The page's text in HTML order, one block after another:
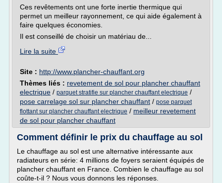
Ces revêtements ont une forte inertie thermique qui
permet un meilleur rayonnement, ce qui aide également à
faire quelques économies.
Il est conseillé de choisir un matériau de...
Lire la suite
Site : http://www.plancher-chauffant.org
Thèmes liés : revetement de sol pour plancher chauffant
electrique / parquet stratifie sur plancher chauffant electrique /
pose carrelage sol sur plancher chauffant / pose parquet
flottant sur plancher chauffant electrique / meilleur revetement
de sol pour plancher chauffant
Comment définir le prix du chauffage au sol
Le chauffage au sol est une alternative intéressante aux
radiateurs en série: 4 millions de foyers seraient équipés de
plancher chauffant en France. Combien le chauffage au sol
coûte-t-il ? Nous vous donnons les réponses.